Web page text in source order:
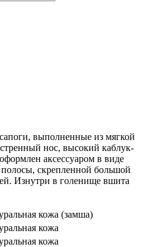
выполненные из мягкой
нос, высокий каблук-
аксессуаром в виде
скрепленной большой
Изнутри в голенище вшита
кожа (замша)
кожа
кожа